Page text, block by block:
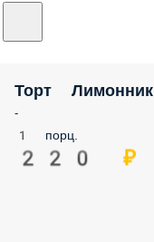
Торт Лимонник
-
1 порц.
220 ₽